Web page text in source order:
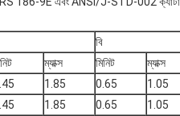
বি
ম্যাক্স মিনিট ম্যাক্স
1.85 0.65 1.05
1.85 0.65 1.05